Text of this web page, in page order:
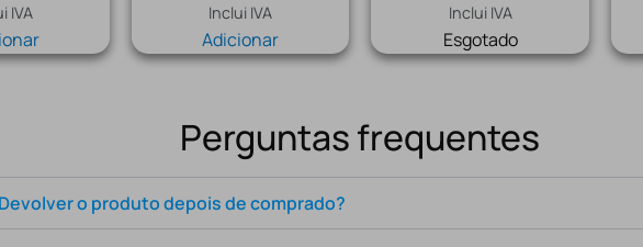
IVA Inclui IVA
Adicionar
Inclui IVA
Esgotado
Perguntas frequentes
o produto depois de comprado?